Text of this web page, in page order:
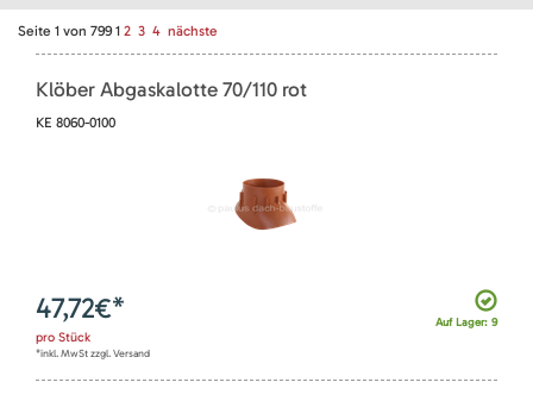
Seite 1 von 799 1 2 3 4 nächste
Klöber Abgaskalotte 70/110 rot
KE 8060-0100
Auf Lager: 9
47,72€*
pro Stück
*inkl. MwSt zzgl. Versand